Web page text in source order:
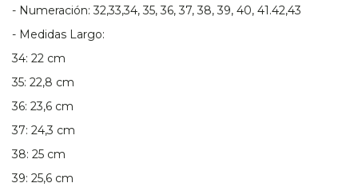
- Numeración: 32,33,34, 35, 36, 37, 38, 39, 40, 41.42,43
- Medidas Largo:
34: 22 cm
35: 22,8 cm
36: 23,6 cm
37: 24,3 cm
38: 25 cm
39: 25,6 cm